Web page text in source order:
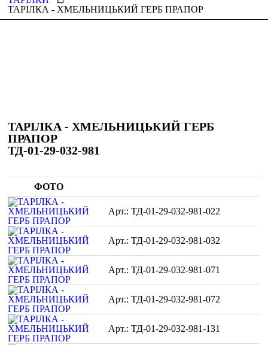
ТАРІЛКА - ХМЕЛЬНИЦЬКИЙ ГЕРБ ПРАПОР
ТАРІЛКА - ХМЕЛЬНИЦЬКИЙ ГЕРБ
ПРАПОР
ТД-01-29-032-981
ФОТО
ТД-01-29-032-981-022
ТД-01-29-032-981-032
ТД-01-29-032-981-071
ТД-01-29-032-981-072
ТД-01-29-032-981-131